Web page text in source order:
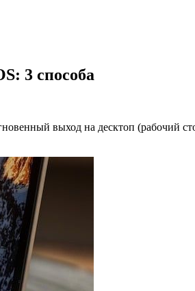
3 способа
выход на десктоп (рабочий